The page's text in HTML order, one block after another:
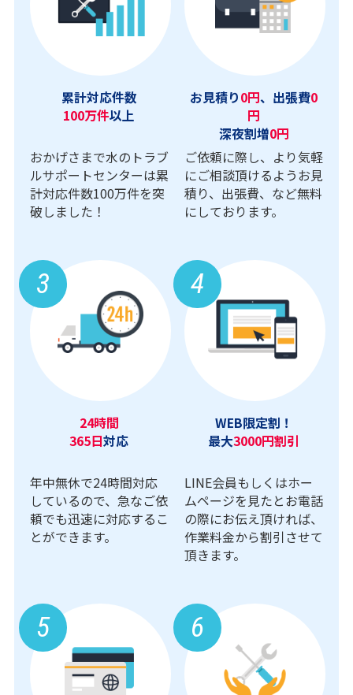
累計対応件数
100万件以上
おかげさまで水のトラブ
ルサポートセンターは累
計対応件数100万件を突
破しました！
お見積り0円、出張費0
円
深夜割増0円
ご依頼に際し、より気軽
にご相談頂けるようお見
積り、出張費、など無料
にしております。
3
24時間
365日対応
年中無休で24時間対応
しているので、急なご依
頼でも迅速に対応するこ
とができます。
4
WEB限定割！
最大3000円割引
LINE会員もしくはホー
ムページを見たとお電話
の際にお伝え頂ければ、
作業料金から割引させて
頂きます。
5 6